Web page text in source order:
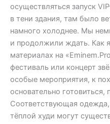
осуществляться запуск
в тени здания, там было
намного холоднее. Мы
и продолжили ждать. Как
материалах на
фестиваль или концерт
особые мероприятия, к
основательно
Соответствующая
тёплой худи могут